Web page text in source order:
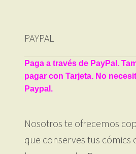
PAYPAL
Paga a través de PayPal.
pagar con Tarjeta. No
Paypal.
Nosotros te ofrecemos
que conserves tus cómics